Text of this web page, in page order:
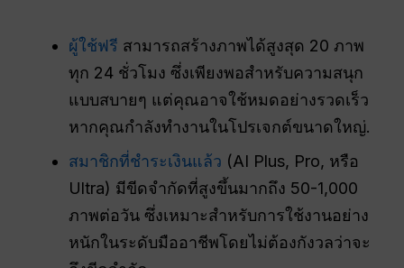
ผู้ใช้ฟรี สามารถสร้างภาพได้สูงสุด 20 ภาพ
ทุก 24 ชั่วโมง ซึ่งเพียงพอสำหรับความสนุก
แบบสบายๆ แต่คุณอาจใช้หมดอย่างรวดเร็ว
หากคุณกำลังทำงานในโปรเจกต์ขนาดใหญ่.
สมาชิกที่ชำระเงินแล้ว (AI Plus, Pro, หรือ
Ultra) มีขีดจำกัดที่สูงขึ้นมากถึง 50-1,000
ภาพต่อวัน ซึ่งเหมาะสำหรับการใช้งานอย่าง
หนักในระดับมืออาชีพโดยไม่ต้องกังวลว่าจะ